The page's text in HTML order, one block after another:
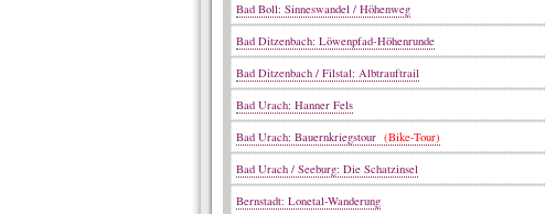
Bad Boll: Sinneswandel / Höhenweg
Bad Ditzenbach: Löwenpfad-Höhenrunde
Bad Ditzenbach / Filstal: Albtrauftrail
Bad Urach: Hanner Fels
Bad Urach: Bauernkriegstour (Bike-Tour)
Bad Urach / Seeburg: Die Schatzinsel
Bernstadt: Lonetal-Wanderung